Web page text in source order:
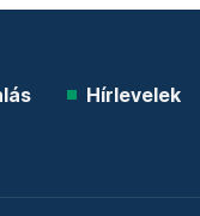
Hírlevelek